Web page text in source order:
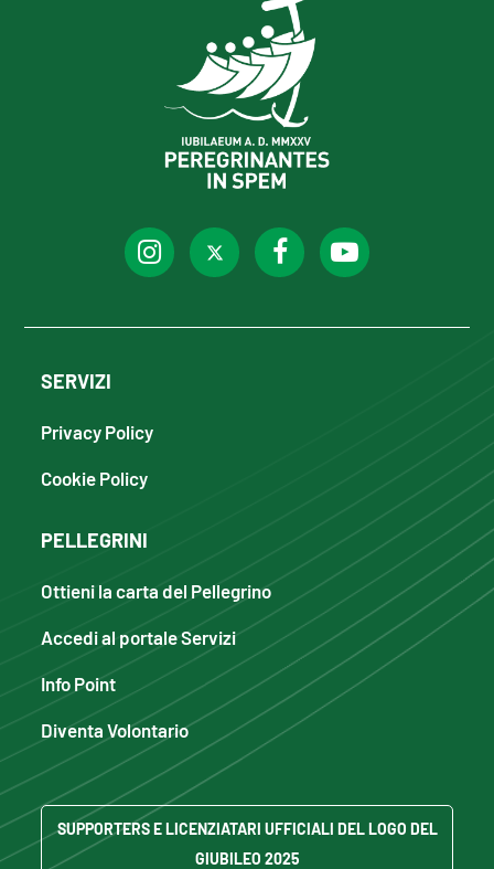
SERVIZI
Privacy Policy
Cookie Policy
PELLEGRINI
Ottieni la carta del Pellegrino
Accedi al portale Servizi
Info Point
Diventa Volontario
SUPPORTERS E LICENZIATARI UFFICIALI DEL LOGO DEL
GIUBILEO 2025